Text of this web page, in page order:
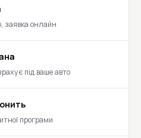
заявка онлайн
під ваше авто
програми